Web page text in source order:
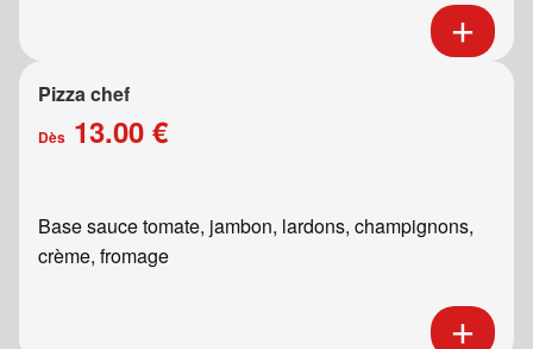
Pizza chef
Dès 13.00 €
Base sauce tomate, jambon, lardons, champignons,
crème, fromage